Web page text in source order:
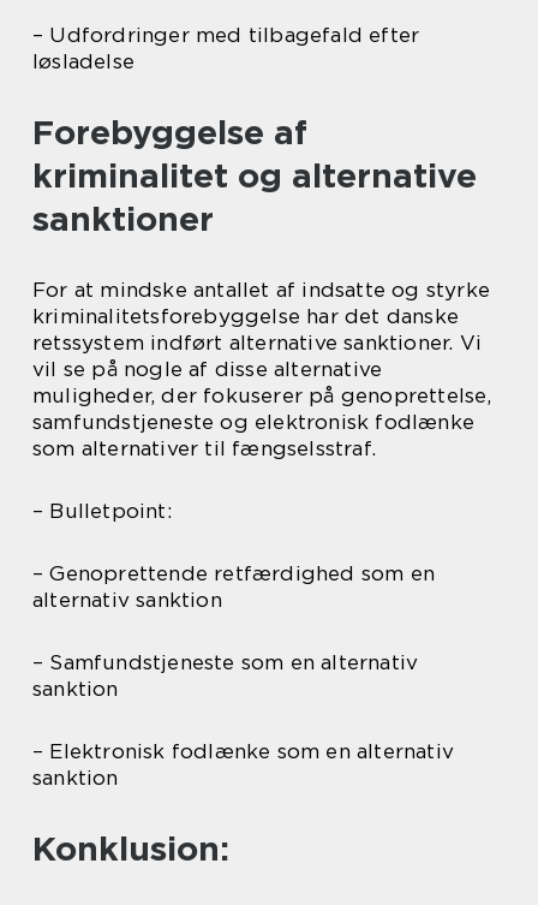
– Udfordringer med tilbagefald efter
løsladelse
Forebyggelse af
kriminalitet og alternative
sanktioner
For at mindske antallet af indsatte og styrke
kriminalitetsforebyggelse har det danske
retssystem indført alternative sanktioner. Vi
vil se på nogle af disse alternative
muligheder, der fokuserer på genoprettelse,
samfundstjeneste og elektronisk fodlænke
som alternativer til fængselsstraf.
– Bulletpoint:
– Genoprettende retfærdighed som en
alternativ sanktion
– Samfundstjeneste som en alternativ
sanktion
– Elektronisk fodlænke som en alternativ
sanktion
Konklusion: